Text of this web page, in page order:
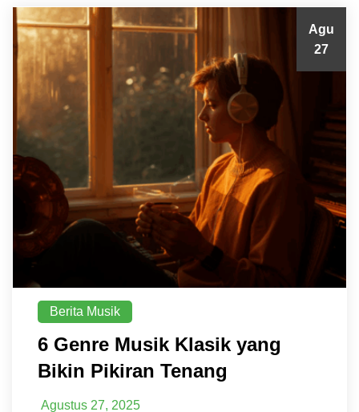
Agu
27
Berita Musik
6 Genre Musik Klasik yang
Bikin Pikiran Tenang
Agustus 27, 2025